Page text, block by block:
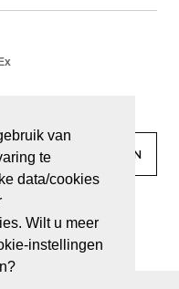
van
te
data/cookies
Wilt u meer
instellingen